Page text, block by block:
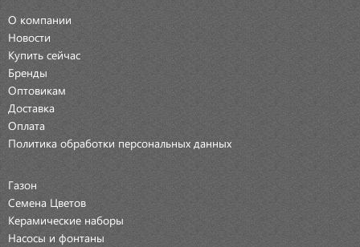
О компании
Новости
Купить сейчас
Бренды
Оптовикам
Доставка
Оплата
Политика обработки персональных данных
Газон
Семена Цветов
Керамические наборы
Насосы и фонтаны